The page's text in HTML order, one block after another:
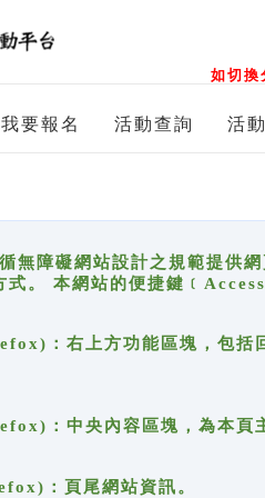
如切換
我要報名 活動查詢 活
無障礙網站設計之規範提供
本網站的便捷鍵
：右上方功能區塊，包括回
：中央內容區塊，為本頁主
：頁尾網站資訊。